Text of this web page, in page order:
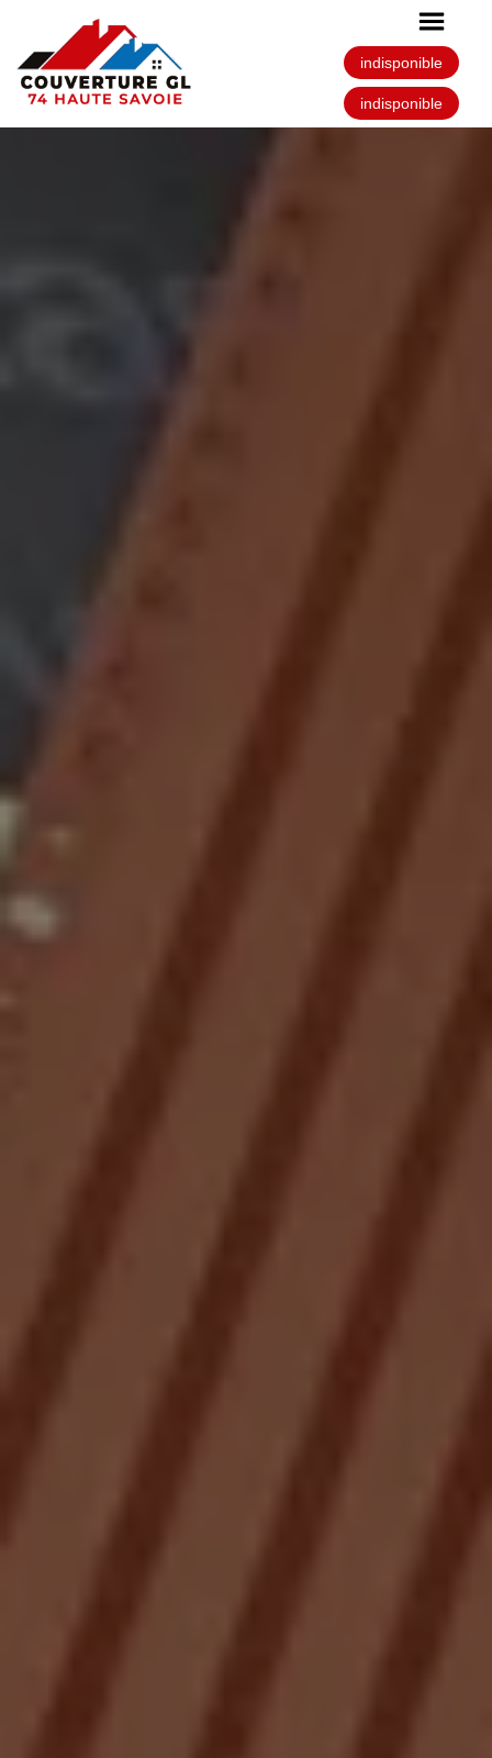
indisponible
indisponible